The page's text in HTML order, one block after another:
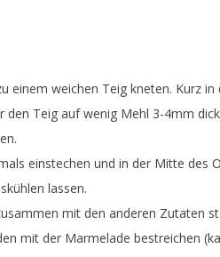
einem weichen Teig kneten. Kurz in
den Teig auf wenig Mehl 3-4mm
einstechen und in der Mitte des
lassen.
mit den anderen Zutaten
mit der Marmelade bestreichen